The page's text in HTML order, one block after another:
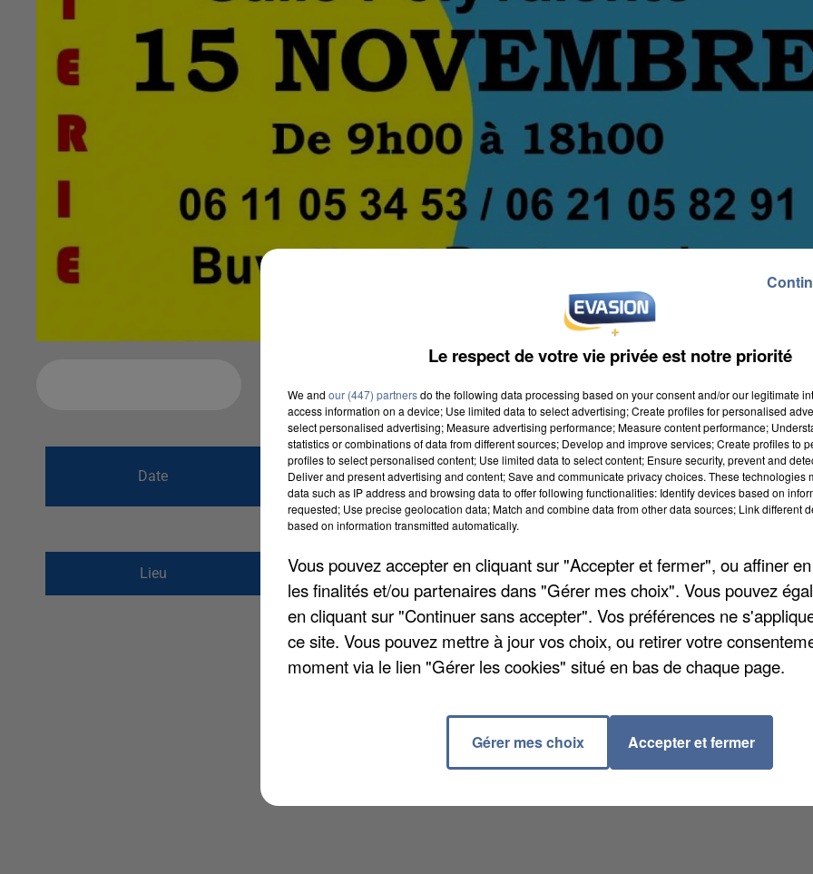
Date
du15 novembre 2015 à 8h00
au15 novembre 2015 à 18h59
Lieu
rue des Marionnettes - Salle Polyvalente
77260 Ussy sur Marne
Le respect de votre vie privée est notre priorité
We and our (447) partnersdo the following data processing based on your consent and/or our legitimate
access information on a device; Use limited data to select advertising; Create profiles for personalised
select personalised advertising; Measure advertising performance; Measure content performance;
statistics or combinations of data from different sources; Develop and improve services; Create profiles to
profiles to select personalised content; Use limited data to select content; Ensure security, prevent and
Deliver and present advertising and content; Save and communicate privacy choices. These technologies
data such as IP address and browsing data to offer following functionalities: Identify devices based on
requested; Use precise geolocation data; Match and combine data from other data sources; Link different
based on information transmitted automatically.
Vous pouvez accepter en cliquant sur "Accepter et fermer", ou affiner
les finalités et/ou partenaires dans "Gérer mes choix". Vous pouvez
en cliquant sur "Continuer sans accepter". Vos préférences ne
ce site. Vous pouvez mettre à jour vos choix, ou retirer votre
moment via le lien "Gérer les cookies" situé en bas de chaque page.
Gérer mes choix Accepter et fermer